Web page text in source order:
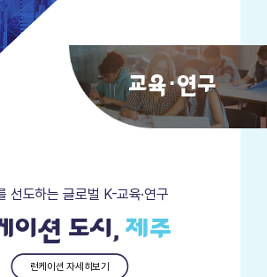
선도하는 글로벌 K-교육·연구
이션 도시, 제주
런케이션 자세히보기
교육·연구